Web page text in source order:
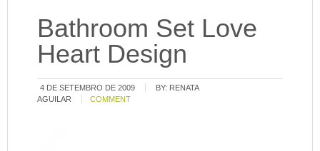
Bathroom Set Love
Heart Design
4 DE SETEMBRO DE 2009 BY: RENATA
AGUILAR
COMMENT